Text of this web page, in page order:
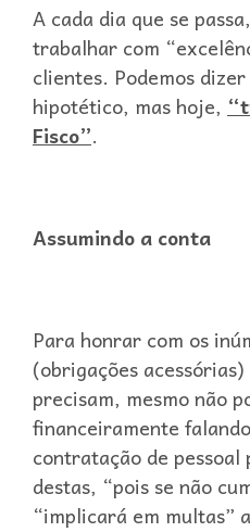
A cada dia que se
trabalhar com
clientes. Podemos
hipotético, mas hoje,
Fisco”.
Assumindo a conta
Para honrar com os
(obrigações
precisam, mesmo não
financeiramente
contratação de
destas, “pois se não
“implicará em multas”